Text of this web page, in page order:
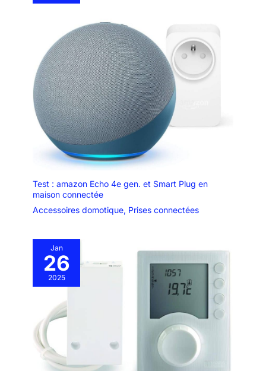
Test : amazon Echo 4e gen. et Smart Plug en
maison connectée
Accessoires domotique, Prises connectées
Jan
26
2025